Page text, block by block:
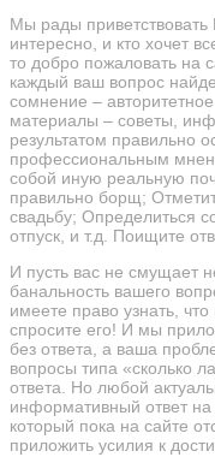
Мы рады приветствовать
интересно, и кто хочет
то добро пожаловать на
каждый ваш вопрос
сомнение –
материалы – советы,
результатом правильно
профессиональным
собой иную реальную
правильно борщ;
свадьбу; Определиться
отпуск, и т.д. Поищите
И пусть вас не смущает
банальность вашего
имеете право узнать,
спросите его! И мы
без ответа, а ваша
вопросы типа «сколько
ответа. Но любой
информативный ответ
который пока на сайте
приложить усилия к